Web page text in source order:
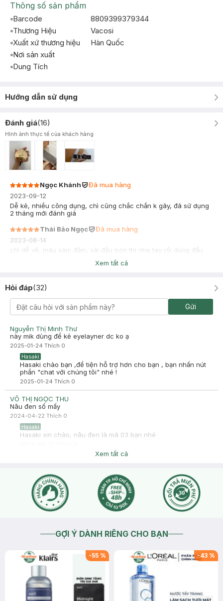
Thông số sản phẩm
Barcode
8809399379344
Thương Hiệu
Vacosi
Xuất xứ thương hiệu
Hàn Quốc
Nơi sản xuất
Dung Tích
Hướng dẫn sử dụng
Đánh giá(16)
Hình ảnh thực tế của khách hàng
Ngọc Khánh
Đã mua hàng
2023-09-12
Dễ kẻ, nhiều công dụng, chì cũng chắc chắn k gãy, đã sử dụng
2 tháng mới đánh giá
Thái Bảo Ngọc
Đã mua hàng
2023-08-14
chì dễ vẽ, màu xám đậm, xài đầu tròn thì nhẹ tay rồi dùng đầu
Xem tất cả
Hỏi đáp(32)
Gửi
Nguyễn Thị Minh Thư
này mik dùng để kẻ eyelayner dc ko ạ
2025-01-24 Thích 0
Hasaki
Hasaki chào bạn ,để tiện hỗ trợ hơn cho bạn , bạn nhấn nút
phần "chat với chúng tôi" nhé !
2025-01-24 Thích 0
VÕ THỊ NGỌC THU
Nâu đen số mấy
2024-04-22 Thích 0
Hasaki
Hasaki xin chào, nâu đen là mã 03 bạn nhé
Xem tất cả
GỢI Ý DÀNH RIÊNG CHO BẠN
-55 % -43 %